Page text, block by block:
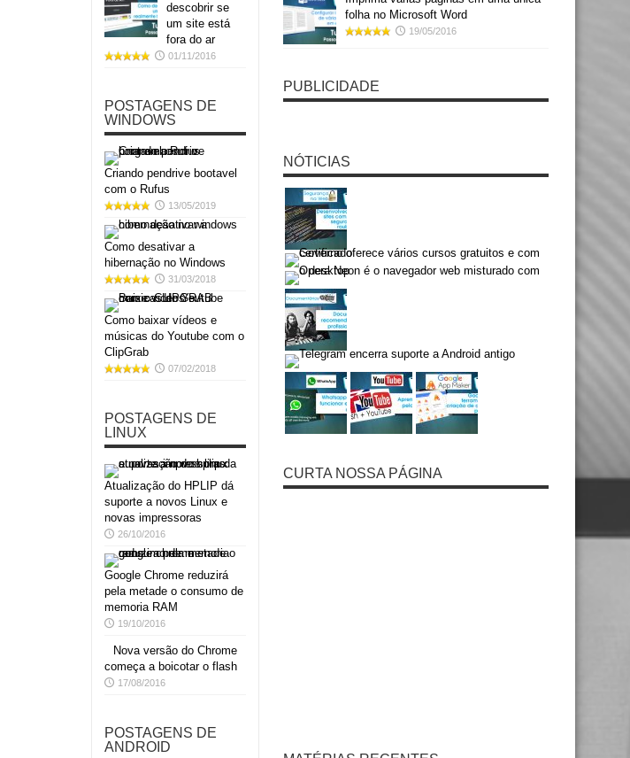
descobrir se
um site está
fora do ar
01/11/2016
POSTAGENS DE
WINDOWS
Criando pendrive bootavel
com o Rufus
13/05/2019
Como desativar a
hibernação no Windows
31/03/2018
Como baixar vídeos e
músicas do Youtube com o
ClipGrab
07/02/2018
POSTAGENS DE
LINUX
Atualização do HPLIP dá
suporte a novos Linux e
novas impressoras
26/10/2016
Google Chrome reduzirá
pela metade o consumo de
memoria RAM
19/10/2016
Nova versão do Chrome
começa a boicotar o flash
17/08/2016
POSTAGENS DE
ANDROID
folha no Microsoft Word
19/05/2016
PUBLICIDADE
NÓTICIAS
CURTA NOSSA PÁGINA